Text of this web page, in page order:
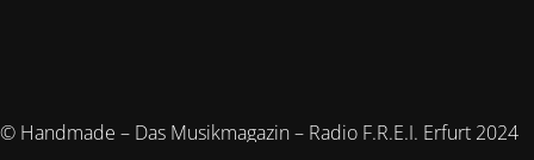
© Handmade – Das Musikmagazin – Radio F.R.E.I. Erfurt 2024